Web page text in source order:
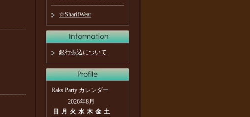
☆SharifWear
銀行振込について
Raks Party カレンダー
2026年8月
日
月 火 水 木 金 土